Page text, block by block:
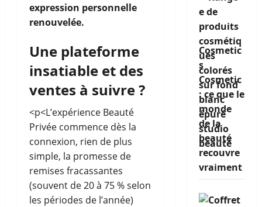
expression personnelle
renouvelée.
Une plateforme
insatiable et des
ventes à suivre ?
<p<L’expérience Beauté
Privée commence dès la
connexion, rien de plus
simple, la promesse de
remises fracassantes
(souvent de 20 à 75 % selon
les périodes de l’année)
Cosmetic
s
Cosmetic
: ce que le
monde
de la
beauté
recouvre
vraiment